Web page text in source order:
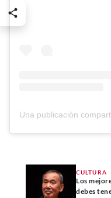
CULTURA
Los
debes